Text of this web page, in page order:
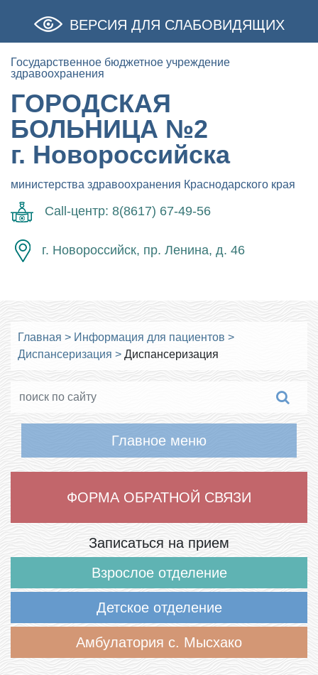
ВЕРСИЯ ДЛЯ СЛАБОВИДЯЩИХ
Государственное бюджетное учреждение
здравоохранения
ГОРОДСКАЯ
БОЛЬНИЦА №2
г. Новороссийска
министерства здравоохранения Краснодарского края
Call-центр: 8(8617) 67-49-56
г. Новороссийск, пр. Ленина, д. 46
Главная > Информация для пациентов >
Диспансеризация > Диспансеризация
Главное меню
ФОРМА ОБРАТНОЙ СВЯЗИ
Записаться на прием
Взрослое отделение
Детское отделение
Амбулатория с. Мысхако